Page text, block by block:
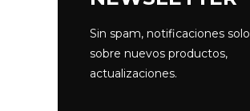
Sin spam, notificaciones solo
sobre nuevos productos,
actualizaciones.